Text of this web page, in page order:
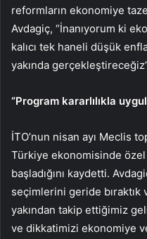
reformların ekonomiye
Avdagiç, “İnanıyorum ki
kalıcı tek haneli düşük
yakında
“Program kararlılıkla
İTO’nun nisan ayı Meclis
Türkiye ekonomisinde
başladığını kaydetti.
seçimlerini geride bıraktık
yakından takip ettiğimiz
ve dikkatimizi ekonomiye